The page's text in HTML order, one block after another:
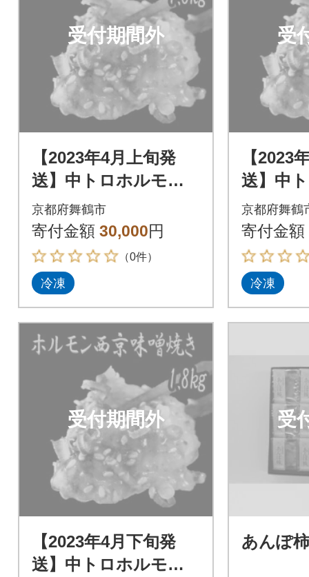
受付期間外
【2023年4月上旬発
送】中トロホルモン
西京味噌焼き 1.8kg
京都府舞鶴市
寄付金額 30,000円
（0件）
冷凍
受
【2023
送】中
西京味
京都府舞鶴
寄付金額
冷凍
受付期間外
【2023年4月下旬発
送】中トロホルモン
受
あんぽ